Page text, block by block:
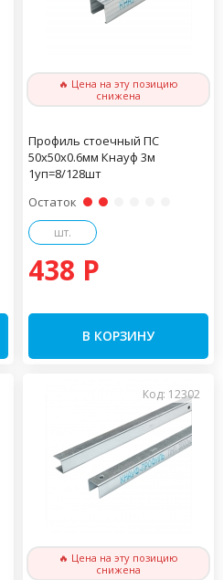
🔥 Цена на эту позицию
снижена
Профиль стоечный ПС
50х50х0.6мм Кнауф 3м
1уп=8/128шт
Остаток
шт.
438 P
В КОРЗИНУ
Код: 12302
🔥 Цена на эту позицию
снижена